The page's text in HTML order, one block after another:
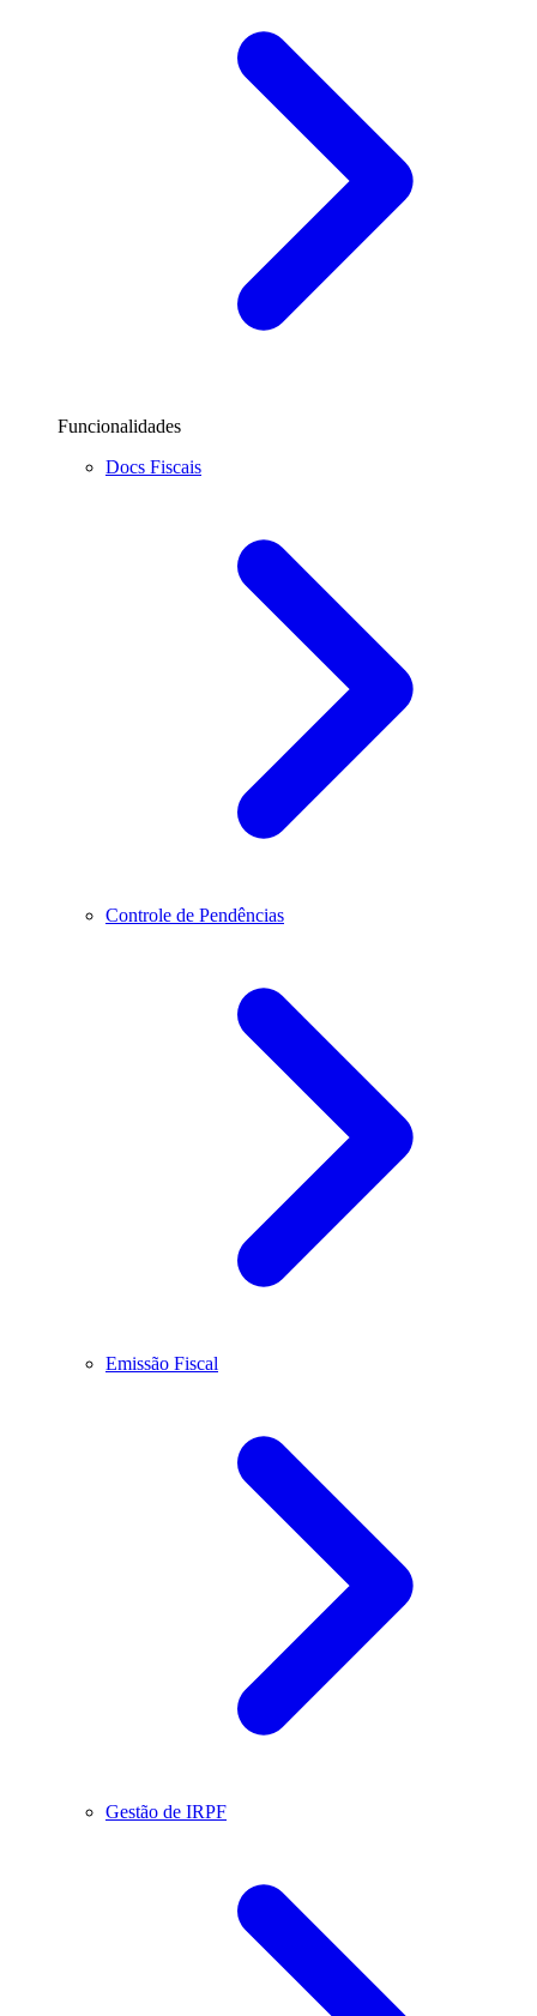
Funcionalidades
Docs Fiscais
Controle de Pendências
Emissão Fiscal
Gestão de IRPF